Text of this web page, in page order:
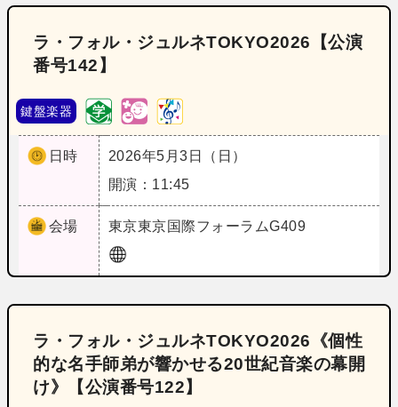
ラ・フォル・ジュルネTOKYO2026【公演
番号142】
鍵盤楽器
日時
2026年5月3日（日）
開演：11:45
会場 東京東京国際フォーラムG409
ラ・フォル・ジュルネTOKYO2026《個性
的な名手師弟が響かせる20世紀音楽の幕開
け》【公演番号122】